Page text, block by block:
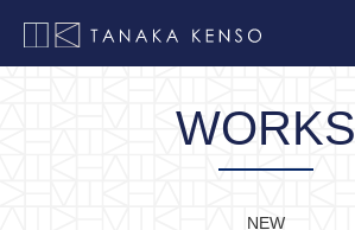
WORKS
NEW